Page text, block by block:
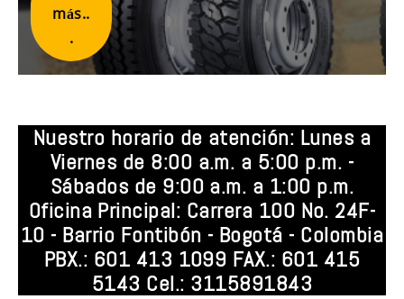
más..
.
Nuestro horario de atención: Lunes a
Viernes de 8:00 a.m. a 5:00 p.m. -
Sábados de 9:00 a.m. a 1:00 p.m.
Oficina Principal: Carrera 100 No. 24F-
10 - Barrio Fontibón - Bogotá - Colombia
PBX.: 601 413 1099 FAX.: 601 415
5143 Cel.: 3115891843